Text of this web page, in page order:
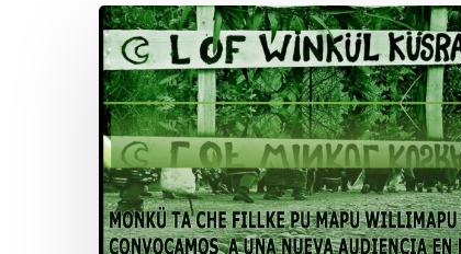
Lof
Winkül
Küsra
convoca
a
apoyar
audiencia